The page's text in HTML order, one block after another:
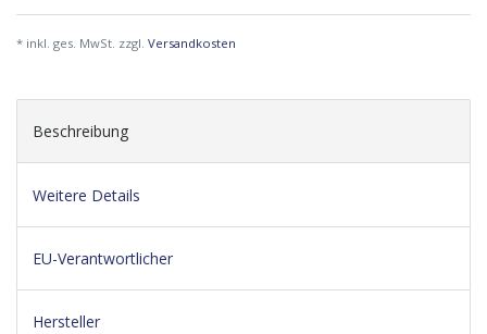
* inkl. ges. MwSt. zzgl. Versandkosten
Beschreibung
Weitere Details
EU-Verantwortlicher
Hersteller